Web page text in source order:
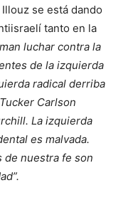
se está dando
tanto en la
luchar contra la
de la izquierda
radical derriba
Carlson
La izquierda
es malvada.
de nuestra fe son